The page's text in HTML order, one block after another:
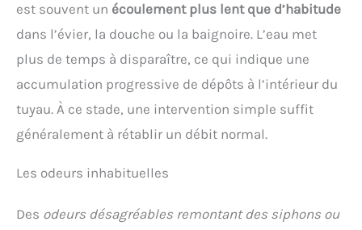
est souvent un écoulement plus lent que d’habitude
dans l’évier, la douche ou la baignoire. L’eau met
plus de temps à disparaître, ce qui indique une
accumulation progressive de dépôts à l’intérieur du
tuyau. À ce stade, une intervention simple suffit
généralement à rétablir un débit normal.
Les odeurs inhabituelles
Des odeurs désagréables remontant des siphons ou